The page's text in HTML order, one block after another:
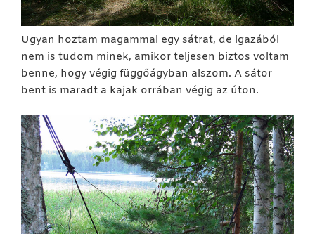
Ugyan hoztam magammal egy sátrat, de igazából
nem is tudom minek, amikor teljesen biztos voltam
benne, hogy végig függőágyban alszom. A sátor
bent is maradt a kajak orrában végig az úton.